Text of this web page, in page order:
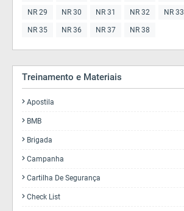
NR 29 NR 30 NR 31 NR 32 NR 33
NR 35 NR 36 NR 37 NR 38
Treinamento e Materiais
Apostila
BMB
Brigada
Campanha
Cartilha De Segurança
Check List